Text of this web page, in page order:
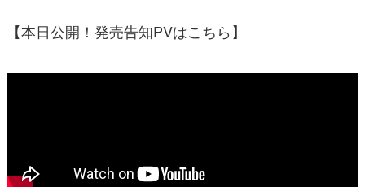
【本日公開！発売告知PVはこちら】